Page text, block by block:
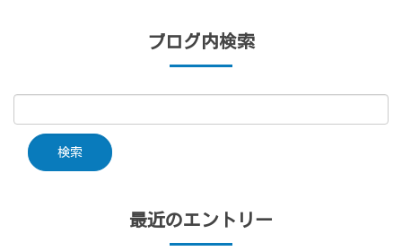
ブログ内検索
最近のエントリー